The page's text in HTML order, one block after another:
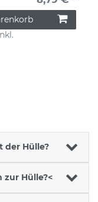
der Hülle?
zur Hülle?<